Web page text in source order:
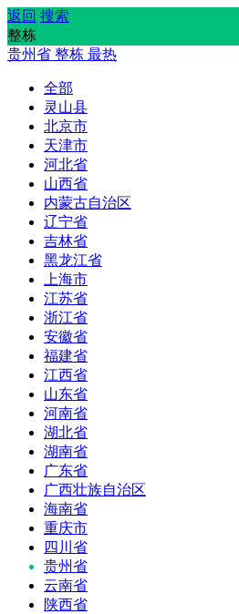
返回 搜索
整栋
贵州省 整栋 最热
全部
灵山县
北京市
天津市
河北省
山西省
内蒙古自治区
辽宁省
吉林省
黑龙江省
上海市
江苏省
浙江省
安徽省
福建省
江西省
山东省
河南省
湖北省
湖南省
广东省
广西壮族自治区
海南省
重庆市
四川省
贵州省
云南省
陕西省